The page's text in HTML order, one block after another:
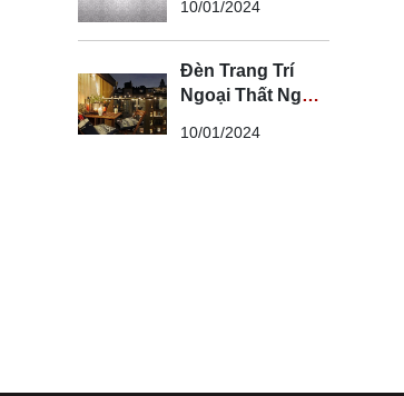
an toàn
10/01/2024
Đèn Trang Trí
Ngoại Thất Ngoài
Thất Trang Trí
10/01/2024